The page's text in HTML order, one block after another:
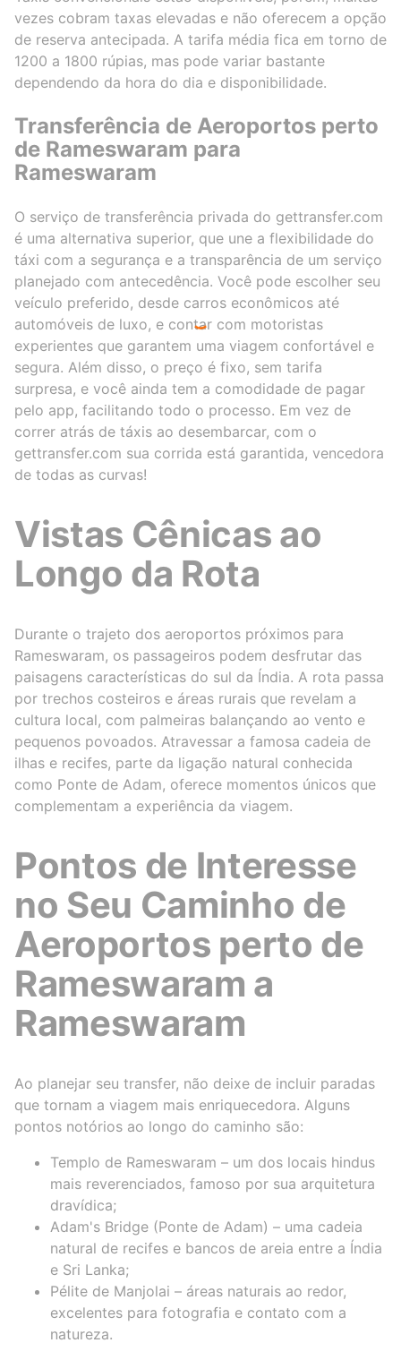
vezes cobram taxas elevadas e não oferecem a opção
de reserva antecipada. A tarifa média fica em torno de
1200 a 1800 rúpias, mas pode variar bastante
dependendo da hora do dia e disponibilidade.
Transferência de Aeroportos perto
de Rameswaram para
Rameswaram
O serviço de transferência privada do gettransfer.com
é uma alternativa superior, que une a flexibilidade do
táxi com a segurança e a transparência de um serviço
planejado com antecedência. Você pode escolher seu
veículo preferido, desde carros econômicos até
automóveis de luxo, e contar com motoristas
experientes que garantem uma viagem confortável e
segura. Além disso, o preço é fixo, sem tarifa
surpresa, e você ainda tem a comodidade de pagar
pelo app, facilitando todo o processo. Em vez de
correr atrás de táxis ao desembarcar, com o
gettransfer.com sua corrida está garantida, vencedora
de todas as curvas!
Vistas Cênicas ao
Longo da Rota
Durante o trajeto dos aeroportos próximos para
Rameswaram, os passageiros podem desfrutar das
paisagens características do sul da Índia. A rota passa
por trechos costeiros e áreas rurais que revelam a
cultura local, com palmeiras balançando ao vento e
pequenos povoados. Atravessar a famosa cadeia de
ilhas e recifes, parte da ligação natural conhecida
como Ponte de Adam, oferece momentos únicos que
complementam a experiência da viagem.
Pontos de Interesse
no Seu Caminho de
Aeroportos perto de
Rameswaram a
Rameswaram
Ao planejar seu transfer, não deixe de incluir paradas
que tornam a viagem mais enriquecedora. Alguns
pontos notórios ao longo do caminho são:
Templo de Rameswaram – um dos locais hindus
mais reverenciados, famoso por sua arquitetura
dravídica;
Adam's Bridge (Ponte de Adam) – uma cadeia
natural de recifes e bancos de areia entre a Índia
e Sri Lanka;
Pélite de Manjolai – áreas naturais ao redor,
excelentes para fotografia e contato com a
natureza.